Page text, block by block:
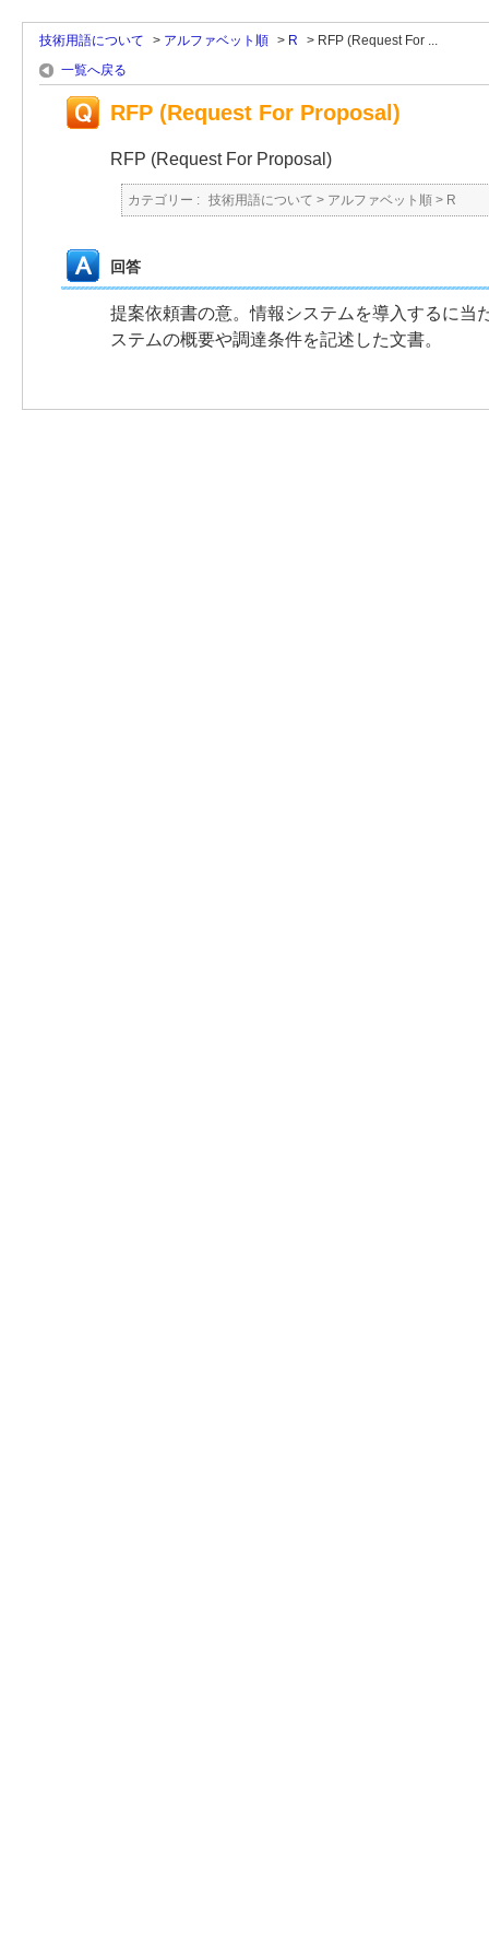
技術用語について > アルファベット順 > R > RFP (Request For ...
一覧へ戻る
RFP (Request For Proposal)
RFP (Request For Proposal)
カテゴリー : 技術用語について > アルファベット順 > R
回答
提案依頼書の意。情報システムを導入するに当
ステムの概要や調達条件を記述した文書。